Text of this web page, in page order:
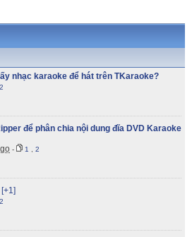
nhạc karaoke để hát trên TKaraoke?
2
để phân chia nội dung đĩa DVD Karaoke
- 1 2
[+1]
2